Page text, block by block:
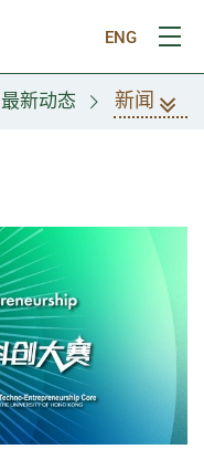
ENG
打
最新动态 新闻